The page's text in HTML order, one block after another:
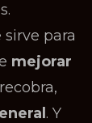
sirve para
mejorar
. Y